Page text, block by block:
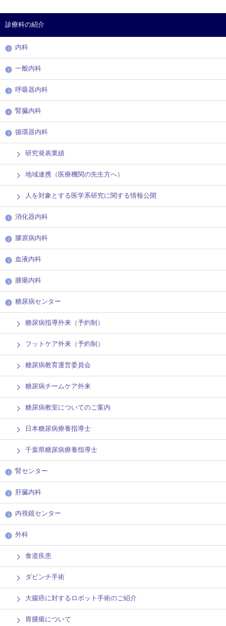
診療科の紹介
内科
一般内科
呼吸器内科
腎臓内科
循環器内科
研究発表業績
地域連携（医療機関の先生方へ）
人を対象とする医学系研究に関する情報公開
消化器内科
膠原病内科
血液内科
腫瘍内科
糖尿病センター
糖尿病指導外来（予約制）
フットケア外来（予約制）
糖尿病教育運営委員会
糖尿病チームケア外来
糖尿病教室についてのご案内
日本糖尿病療養指導士
千葉県糖尿病療養指導士
腎センター
肝臓内科
内視鏡センター
外科
食道疾患
ダビンチ手術
大腸癌に対するロボット手術のご紹介
胃腫瘍について